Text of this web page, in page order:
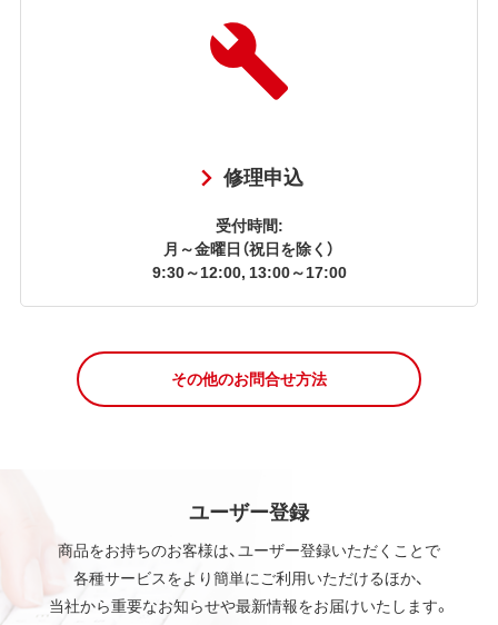
修理申込
受付時間:
月～金曜日（祝日を除く）
9:30～12:00, 13:00～17:00
その他のお問合せ方法
ユーザー登録
商品をお持ちのお客様は、ユーザー登録いただくことで
各種サービスをより簡単にご利用いただけるほか、
当社から重要なお知らせや最新情報をお届けいたします。